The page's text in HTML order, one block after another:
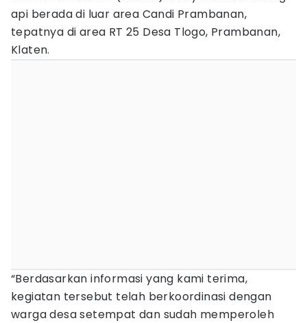
api berada di luar area Candi Prambanan,
tepatnya di area RT 25 Desa Tlogo, Prambanan,
Klaten.
“Berdasarkan informasi yang kami terima,
kegiatan tersebut telah berkoordinasi dengan
warga desa setempat dan sudah memperoleh